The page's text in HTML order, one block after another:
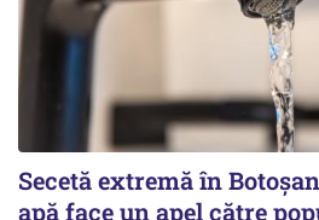
Secetă extremă în
apă face un apel către